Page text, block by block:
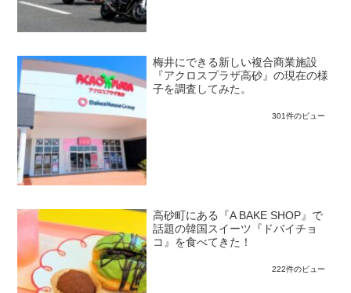
梅井にできる新しい複合商業施設
『アクロスプラザ高砂』の現在の様
子を調査してみた。
301件のビュー
高砂町にある『A BAKE SHOP』で
話題の韓国スイーツ『ドバイチョ
コ』を食べてきた！
222件のビュー